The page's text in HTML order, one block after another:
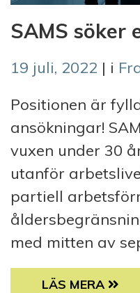
SAMS söker
19 juli, 2022 | i
Positionen är
ansökningar!
vuxen under 30
utanför
partiell
med mitten av
SAMS SÖKER
LÄS MERA